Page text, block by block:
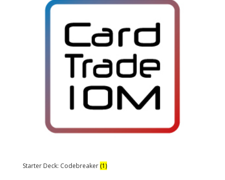
Starter Deck: Codebreaker (1)